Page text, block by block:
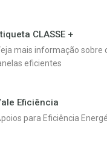
CLASSE +
mais informação sobre
eficientes
Eficiência
para Eficiência